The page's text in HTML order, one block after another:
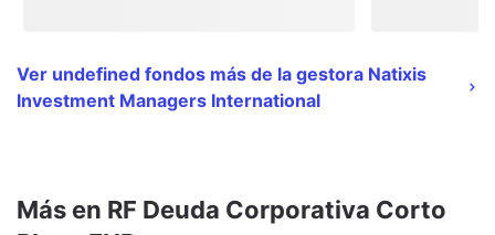
Ver undefined fondos más de la gestora Natixis
Investment Managers International
Más en RF Deuda Corporativa Corto